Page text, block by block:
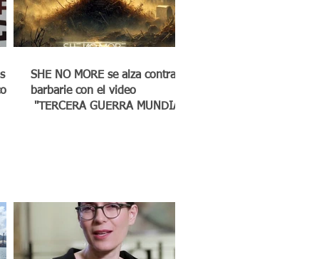
a
SHE NO MORE se alza contra la
barbarie con el video
"TERCERA GUERRA MUNDIAL"